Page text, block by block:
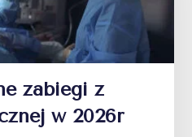
zabiegi z
w 2026r